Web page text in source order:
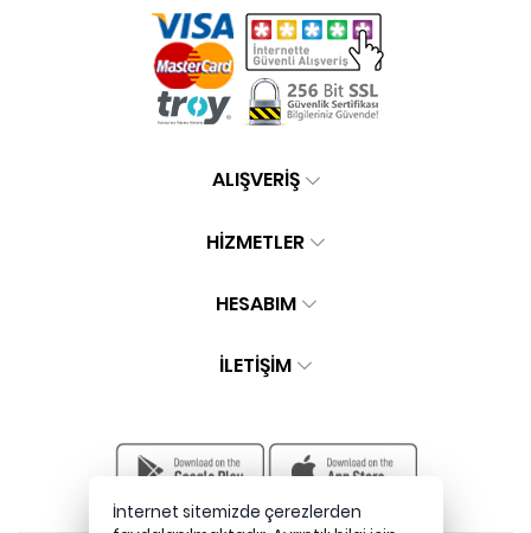
ALIŞVERİŞ
HİZMETLER
HESABIM
İLETIŞIM
İnternet sitemizde çerezlerden